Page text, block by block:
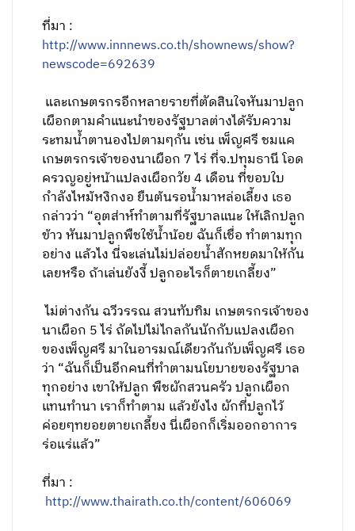
ที่มา :
http://www.innnews.co.th/shownews/show?
newscode=692639
และเกษตรกรอีกหลายรายที่ตัดสินใจหันมาปลูก
เผือกตามคำแนะนำของรัฐบาลต่างได้รับความ
ระทมน้ำตานองไปตามๆกัน เช่น เพ็ญศรี ชมแค
เกษตรกรเจ้าของนาเผือก 7 ไร่ ที่จ.ปทุมธานี โอด
ครวญอยู่หน้าแปลงเผือกวัย 4 เดือน ที่ขอบใบ
กำลังไหม้หงิกงอ ยืนต้นรอน้ำมาหล่อเลี้ยง เธอ
กล่าวว่า “อุตส่าห์ทำตามที่รัฐบาลแนะ ให้เลิกปลูก
ข้าว หันมาปลูกพืชใช้น้ำน้อย ฉันก็เชื่อ ทำตามทุก
อย่าง แล้วไง นี่จะเล่นไม่ปล่อยน้ำสักหยดมาให้กัน
เลยหรือ ถ้าเล่นยังงี้ ปลูกอะไรก็ตายเกลี้ยง”
ไม่ต่างกัน ฉวีวรรณ สวนทับทิม เกษตรกรเจ้าของ
นาเผือก 5 ไร่ ถัดไปไม่ไกลกันนักกับแปลงเผือก
ของเพ็ญศรี มาในอารมณ์เดียวกันกับเพ็ญศรี เธอ
ว่า “ฉันก็เป็นอีกคนที่ทำตามนโยบายของรัฐบาล
ทุกอย่าง เขาให้ปลูก พืชผักสวนครัว ปลูกเผือก
แทนทำนา เราก็ทำตาม แล้วยังไง ผักที่ปลูกไว้
ค่อยๆทยอยตายเกลี้ยง นี่เผือกก็เริ่มออกอาการ
ร่อแร่แล้ว”
ที่มา :
http://www.thairath.co.th/content/606069